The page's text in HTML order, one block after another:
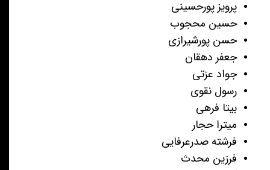
پرویز پورحسینی
حسین محجوب
حسن پورشیرازی
جعفر دهقان
جواد عزتی
رسول نقوی
بیتا فرهی
میترا حجار
فرشته صدرعرفایی
فرزین محدث